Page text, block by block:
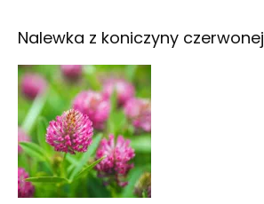
Nalewka z koniczyny czerwonej